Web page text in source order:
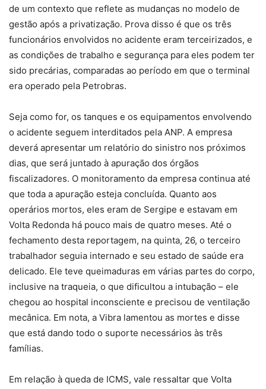
de um contexto que reflete as mudanças no modelo de
gestão após a privatização. Prova disso é que os três
funcionários envolvidos no acidente eram terceirizados, e
as condições de trabalho e segurança para eles podem ter
sido precárias, comparadas ao período em que o terminal
era operado pela Petrobras.
Seja como for, os tanques e os equipamentos envolvendo
o acidente seguem interditados pela ANP. A empresa
deverá apresentar um relatório do sinistro nos próximos
dias, que será juntado à apuração dos órgãos
fiscalizadores. O monitoramento da empresa continua até
que toda a apuração esteja concluída. Quanto aos
operários mortos, eles eram de Sergipe e estavam em
Volta Redonda há pouco mais de quatro meses. Até o
fechamento desta reportagem, na quinta, 26, o terceiro
trabalhador seguia internado e seu estado de saúde era
delicado. Ele teve queimaduras em várias partes do corpo,
inclusive na traqueia, o que dificultou a intubação – ele
chegou ao hospital inconsciente e precisou de ventilação
mecânica. Em nota, a Vibra lamentou as mortes e disse
que está dando todo o suporte necessários às três
famílias.
Em relação à queda de ICMS, vale ressaltar que Volta